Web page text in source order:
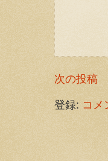
次の投稿
登録: コメ